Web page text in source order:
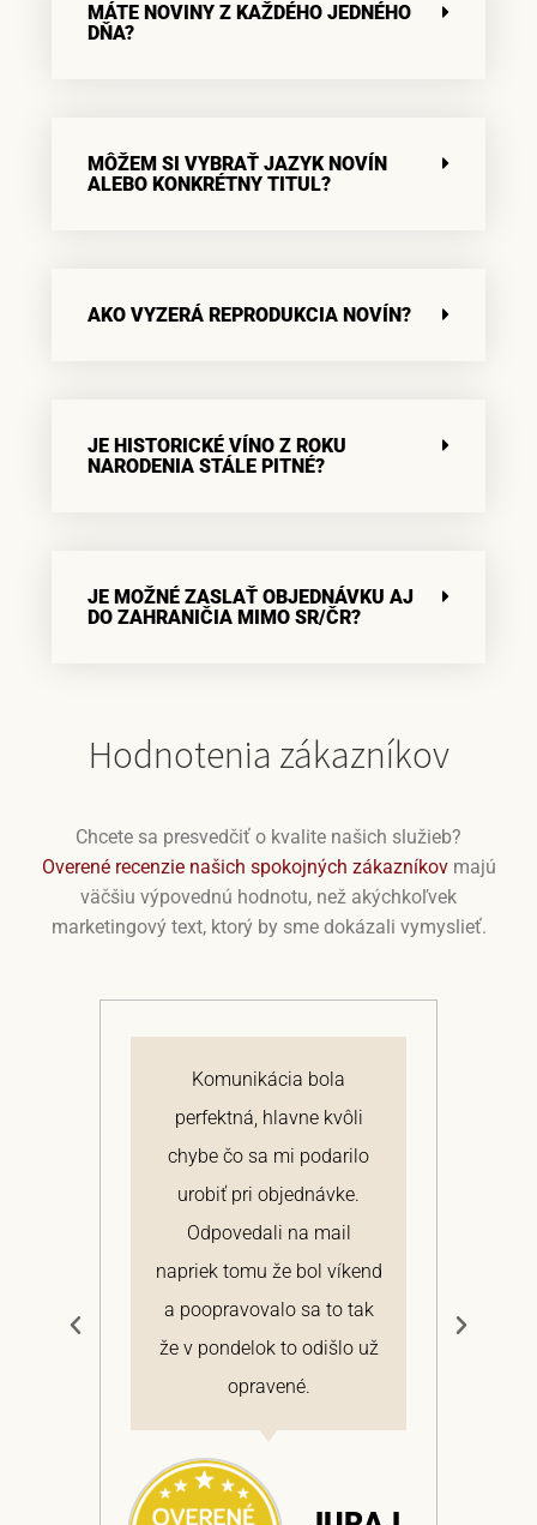
MÁTE NOVINY Z KAŽDÉHO JEDNÉHO
DŇA?
MÔŽEM SI VYBRAŤ JAZYK NOVÍN
ALEBO KONKRÉTNY TITUL?
AKO VYZERÁ REPRODUKCIA NOVÍN?
JE HISTORICKÉ VÍNO Z ROKU
NARODENIA STÁLE PITNÉ?
JE MOŽNÉ ZASLAŤ OBJEDNÁVKU AJ
DO ZAHRANIČIA MIMO SR/ČR?
Hodnotenia zákazníkov
Chcete sa presvedčiť o kvalite našich služieb?
Overené recenzie našich spokojných zákazníkovmajú
väčšiu výpovednú hodnotu, než akýchkoľvek
marketingový text, ktorý by sme dokázali vymyslieť.
Komunikácia bola
perfektná, hlavne kvôli
chybe čo sa mi podarilo
urobiť pri objednávke.
Odpovedali na mail
napriek tomu že bol víkend
a poopravovalo sa to tak
že v pondelok to odišlo už
opravené.